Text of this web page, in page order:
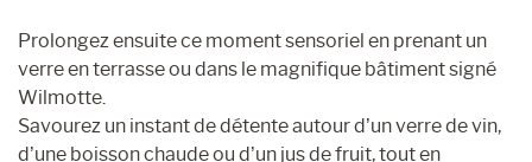
Prolongez ensuite ce moment sensoriel en prenant un
verre en terrasse ou dans le magnifique bâtiment signé
Wilmotte.
Savourez un instant de détente autour d’un verre de vin,
d’une boisson chaude ou d’un jus de fruit, tout en